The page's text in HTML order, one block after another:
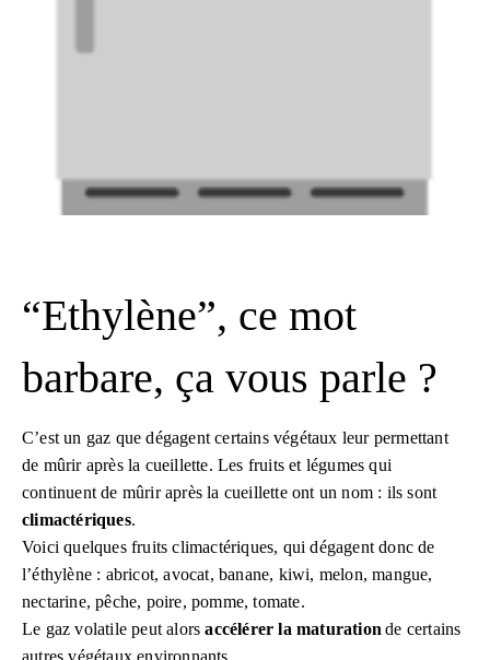
“Ethylène”, ce mot
barbare, ça vous parle ?
C’est un gaz que dégagent certains végétaux leur permettant
de mûrir après la cueillette. Les fruits et légumes qui
continuent de mûrir après la cueillette ont un nom : ils sont
climactériques.
Voici quelques fruits climactériques, qui dégagent donc de
l’éthylène : abricot, avocat, banane, kiwi, melon, mangue,
nectarine, pêche, poire, pomme, tomate.
Le gaz volatile peut alorsaccélérer la maturation de certains
autres végétaux environnants.